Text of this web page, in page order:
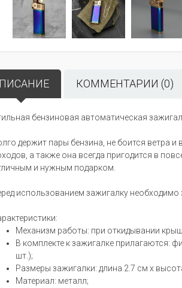
КОММЕНТАРИИ (0)
бензиновая автоматическая
держит пары бензина, не боится ветра
а также она всегда пригодится в
и нужным подарком.
использованием зажигалку необходимо
Механизм работы: при откидывании
В комплекте к зажигалке прилагаются:
шт.);
Размеры зажигалки: длина 2.7 см х
Материал: металл;